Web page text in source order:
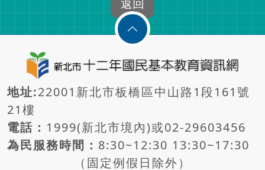
地址:22001新北市板橋區中山路1段161號
21樓
電話： 1999(新北市境內)或02-29603456
為民服務時間： 8:30~12:30 13:30~17:30
（固定例假日除外）